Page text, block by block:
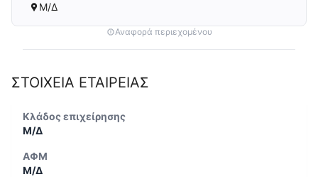
Μ/Δ
Αναφορά περιεχομένου
ΣΤΟΙΧΕΙΑ ΕΤΑΙΡΕΙΑΣ
Κλάδος επιχείρησης
Μ/Δ
ΑΦΜ
Μ/Δ